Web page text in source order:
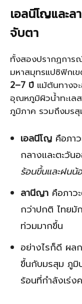
เอลนีโญและล
จับตา
ทั้งสองปรากฏการ
มหาสมุทรแปซิฟิกเ
2–7 ปี แม้ต้นทางจ
อุณหภูมิผิวน้ำทะเล
ภูมิภาค รวมถึงมรสุ
เอลนีโญ คือภา
กลางและตะวั
ร้อนขึ้นและฝนน้
ลานีญา คือภาว
กว่าปกติ ไทยมั
ท่วมมากขึ้น
อย่างไรก็ดี ผล
ขึ้นกับมรสุม ภูมิ
ร้อนที่กำลังเร่